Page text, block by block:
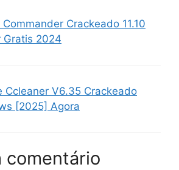
Crackeado 11.10
Gratis 2024
Ccleaner V6.35 Crackeado
[2025] Agora
comentário